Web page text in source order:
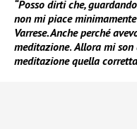
“Posso dirti che,
non mi piace
Varrese. Anche perché
meditazione. Allora mi son
meditazione quella